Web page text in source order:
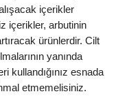
içerikler
içerikler, arbutinin
ürünlerdir. Cilt
yanında
kullandığınız esnada
etmemelisiniz.